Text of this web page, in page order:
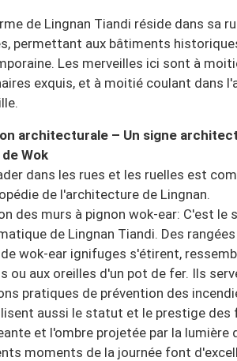
de Lingnan Tiandi réside dans sa
permettant aux bâtiments
Les merveilles ici sont à
exquis, et à moitié coulant dans
architecturale – Un signe
Wok
dans les rues et les ruelles est
de l'architecture de Lingnan.
des murs à pignon wok-ear: C'est le
de Lingnan Tiandi. Des
wok-ear ignifuges s'étirent,
ou aux oreilles d'un pot de fer. Ils
pratiques de prévention des
aussi le statut et le prestige des
et l'ombre projetée par la lumière
moments de la journée font